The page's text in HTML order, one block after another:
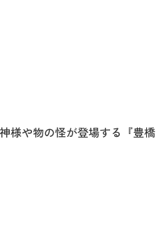
様や物の怪が登場する『豊橋